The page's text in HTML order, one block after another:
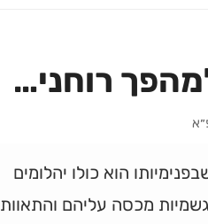
רוחני…
הוא כולו יהלומים
מכסה עליהם והתאוות